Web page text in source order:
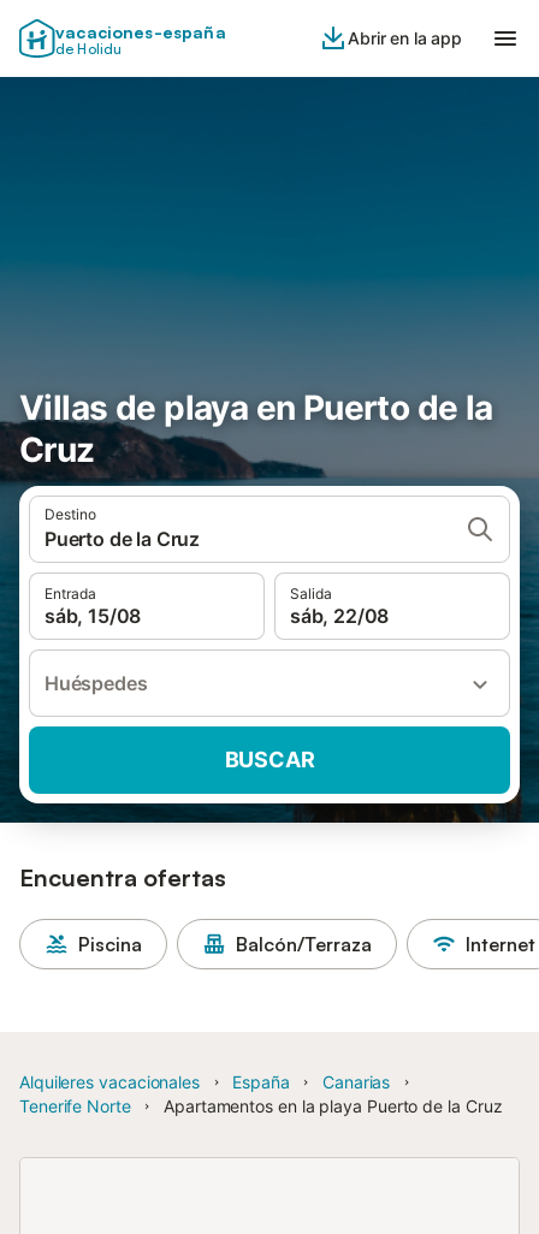
vacaciones-españa
de Holidu
Abrir en la app
Villas de playa en Puerto de la
Cruz
Destino
Puerto de la Cruz
Entrada
sáb, 15/08
Salida
sáb, 22/08
Huéspedes
BUSCAR
Encuentra ofertas
Piscina Balcón/Terraza Internet
Alquileres vacacionales España
Canarias
Tenerife Norte
Apartamentos en la playa Puerto de la Cruz